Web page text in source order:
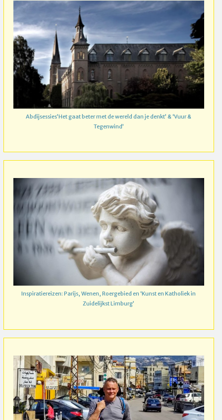
Abdijsessies’Het gaat beter met de wereld dan je denkt’ & ‘Vuur &
Tegenwind’
Inspiratiereizen: Parijs, Wenen, Roergebied en ‘Kunst en Katholiek in
Zuidelijkst Limburg’